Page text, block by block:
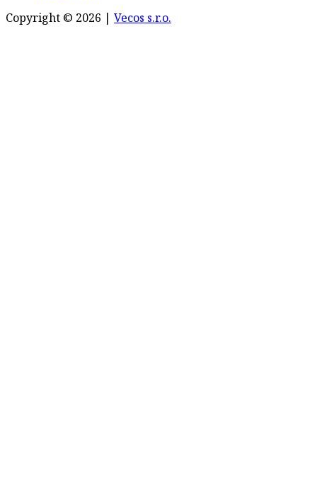
Copyright © 2026 | Vecos s.r.o.